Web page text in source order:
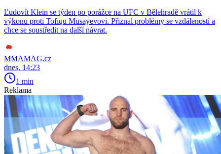
Ľudovít Klein se týden po porážce na UFC v Bělehradě vrátil k
výkonu proti Tofiqu Musayevovi. Přiznal problémy se vzdáleností a
chce se soustředit na další návrat.
MMAMAG.cz
dnes, 14:23
1 min
Reklama